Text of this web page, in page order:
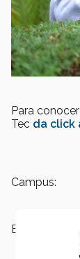
Para
Tec da click
Campus:
Escuelas: